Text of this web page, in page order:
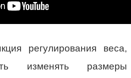
регулирования веса,
изменять размеры